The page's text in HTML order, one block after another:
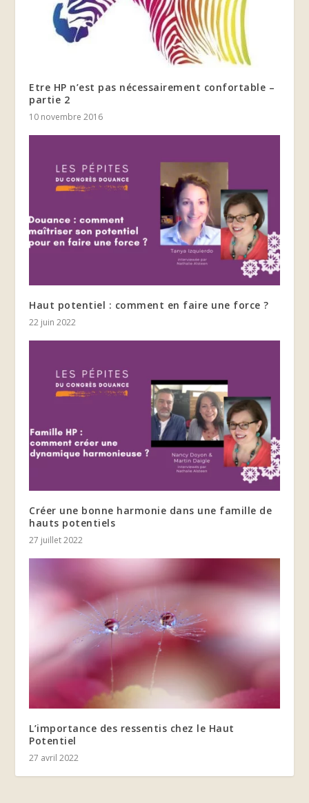
Etre HP n’est pas nécessairement confortable –
partie 2
10 novembre 2016
Haut potentiel : comment en faire une force ?
22 juin 2022
Créer une bonne harmonie dans une famille de
hauts potentiels
27 juillet 2022
L’importance des ressentis chez le Haut
Potentiel
27 avril 2022